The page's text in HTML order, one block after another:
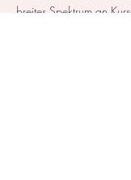
breites Spektrum an